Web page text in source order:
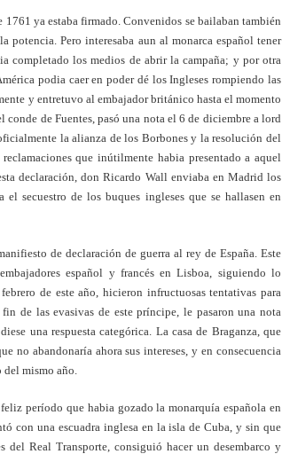
ya estaba firmado. Convenidos se bailaban también
Pero interesaba aun al monarca español tener
completado los medios de abrir la campaña; y por otra
podia caer en poder dé los Ingleses rompiendo las
y entretuvo al embajador británico hasta el momento
conde de Fuentes, pasó una nota el 6 de diciembre a lord
la alianza de los Borbones y la resolución del
que inútilmente habia presentado a aquel
declaración, don Ricardo Wall enviaba en Madrid los
secuestro de los buques ingleses que se hallasen en
de declaración de guerra al rey de España. Este
español y francés en Lisboa, siguiendo lo
de este año, hicieron infructuosas tentativas para
de las evasivas de este príncipe, le pasaron una nota
una respuesta categórica. La casa de Braganza, que
no abandonaría ahora sus intereses, y en consecuencia
mismo año.
período que habia gozado la monarquía española en
con una escuadra inglesa en la isla de Cuba, y sin que
del Real Transporte, consiguió hacer un desembarco y